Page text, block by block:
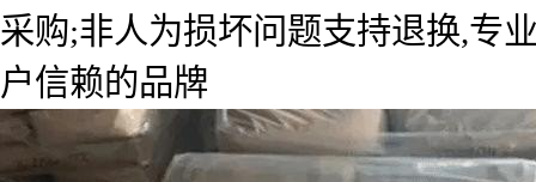
采购;非人为损坏问题支持退换,专
户信赖的品牌